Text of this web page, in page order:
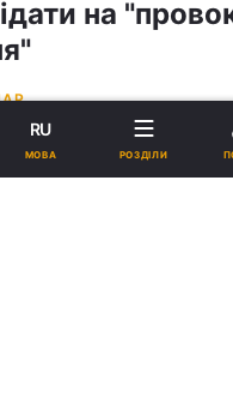
на
4232
RU
МОВА РОЗДІЛИ